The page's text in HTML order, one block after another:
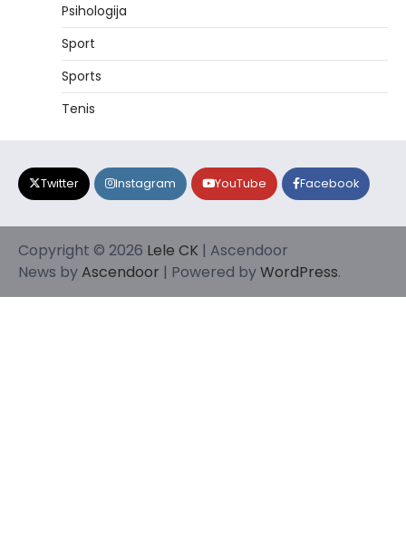
Psihologija
Sport
Sports
Tenis
Twitter Instagram YouTube Facebook
Copyright © 2026 Lele CK | Ascendoor
News byAscendoor | Powered byWordPress.